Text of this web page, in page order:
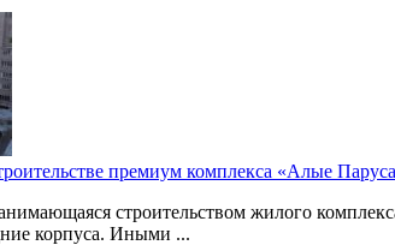
премиум комплекса «Алые
строительством жилого
корпуса. Иными ...